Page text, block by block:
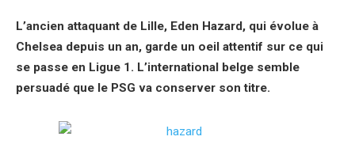
L’ancien attaquant de Lille, Eden Hazard, qui évolue à
Chelsea depuis un an, garde un oeil attentif sur ce qui
se passe en Ligue 1. L’international belge semble
persuadé que le PSG va conserver son titre.